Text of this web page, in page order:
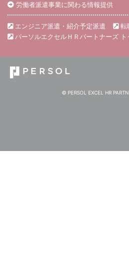
労働者派遣事業に関わる情報提供
エンジニア派遣・紹介予定派遣
転
パーソルエクセルＨＲパートナーズ ト
© PERSOL EXCEL HR